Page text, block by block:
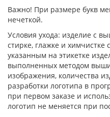
Важно! При размере букв
нечеткой.
Условия ухода: изделие с
стирке, глажке и химчистке
указанным на этикетке
выполненных методом
изображения, количества
разработки логотипа в
при первом заказе и
логотип не меняется при